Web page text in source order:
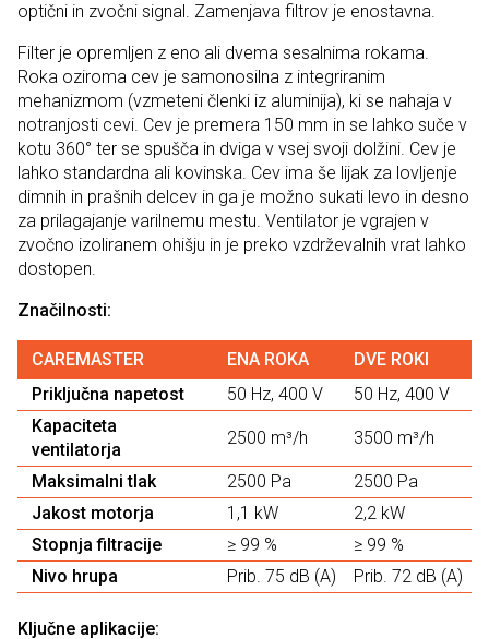
optični in zvočni signal. Zamenjava filtrov je enostavna.
Filter je opremljen z eno ali dvema sesalnima rokama.
Roka oziroma cev je samonosilna z integriranim
mehanizmom (vzmeteni členki iz aluminija), ki se nahaja v
notranjosti cevi. Cev je premera 150 mm in se lahko suče v
kotu 360° ter se spušča in dviga v vsej svoji dolžini. Cev je
lahko standardna ali kovinska. Cev ima še lijak za lovljenje
dimnih in prašnih delcev in ga je možno sukati levo in desno
za prilagajanje varilnemu mestu. Ventilator je vgrajen v
zvočno izoliranem ohišju in je preko vzdrževalnih vrat lahko
dostopen.
Značilnosti:
CAREMASTER ENA ROKA
DVE ROKI
Priključna napetost
50 Hz, 400 V
50 Hz, 400 V
Kapaciteta
ventilatorja
2500 m³/h 3500 m³/h
Maksimalni tlak 2500 Pa
2500 Pa
Jakost motorja
1,1 kW
2,2 kW
Stopnja filtracije
≥ 99 %
≥ 99 %
Nivo hrupa
Prib. 75 dB (A) Prib. 72 dB (A)
Ključne aplikacije: